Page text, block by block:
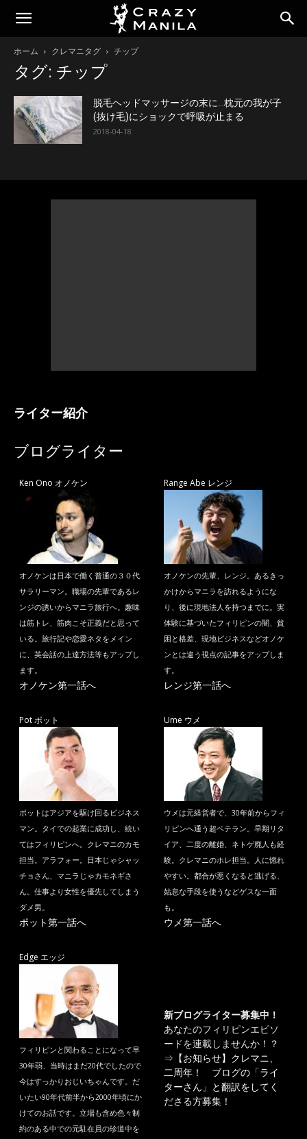
ホーム クレマニタグ チップ
タグ: チップ
脱毛ヘッドマッサージの末に…枕元の我が子
(抜け毛)にショックで呼吸が止まる
2018-04-18
ライター紹介
ブログライター
Ken Ono オノケン
オノケンは日本で働く普通の３０代
サラリーマン。職場の先輩であるレ
ンジの誘いからマニラ旅行へ。趣味
は筋トレ、筋肉こそ正義だと思って
いる。旅行記や恋愛ネタをメイン
に、英会話の上達方法等もアップし
ます。
オノケン第一話へ
Range Abe レンジ
オノケンの先輩、レンジ。あるきっ
かけからマニラを訪れるようにな
り、後に現地法人を持つまでに。実
体験に基づいたフィリピンの闇、貧
困と格差、現地ビジネスなどオノケ
ンとは違う視点の記事をアップしま
す。
レンジ第一話へ
Pot ポット
ポットはアジアを駆け回るビジネス
マン。タイでの起業に成功し、続い
てはフィリピンへ。クレマニのカモ
担当。アラフォー。日本じゃシャッ
チョさん、マニラじゃカモネギさ
ん。仕事より女性を優先してしまう
ダメ男。
ポット第一話へ
Ume ウメ
ウメは元経営者で、30年前からフィ
リピンへ通う超ベテラン。早期リタ
イア、二度の離婚、ネトゲ廃人も経
験。クレマニのホレ担当。人に惚れ
やすい。都合が悪くなると逃げる、
姑息な手段を使うなどゲスな一面
も。
ウメ第一話へ
Edge エッジ
フィリピンと関わることになって早
30年弱、当時はまだ20代でしたので
今はすっかりおじいちゃんです。だ
いたい90年代前半から2000年頃にか
けてのお話です。立場も含め色々制
約のある中での元駐在員の珍道中を
新ブログライター募集中！
あなたのフィリピンエピソ
ードを連載しませんか！？
⇒ 【お知らせ】クレマニ、
二周年！ ブログの「ライ
ターさん」と翻訳をしてく
ださる方募集！